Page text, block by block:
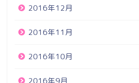
2016年12月
2016年11月
2016年10月
2016年9月